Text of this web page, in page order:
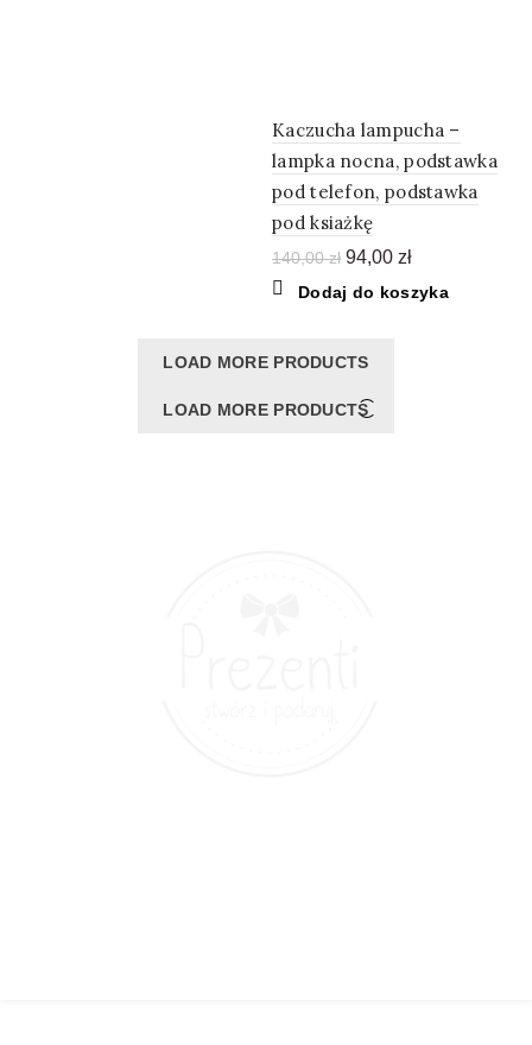
Kaczucha lampucha –
lampka nocna, podstawka
pod telefon, podstawka
pod ksiażkę
140,00zł Pierwotna
wynosiła:
94,00 złAktualna
wynosi:
Dodaj do koszyka
LOAD MORE PRODUCTS
LOAD MORE PRODUCTS